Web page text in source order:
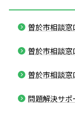
曽於市相談
曽於市相談
曽於市相談
問題解決サ